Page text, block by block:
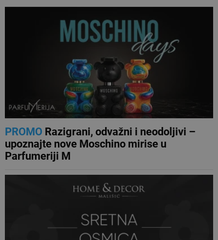
PROMORazigrani, odvažni i neodoljivi –
upoznajte nove Moschino mirise u
Parfumeriji M